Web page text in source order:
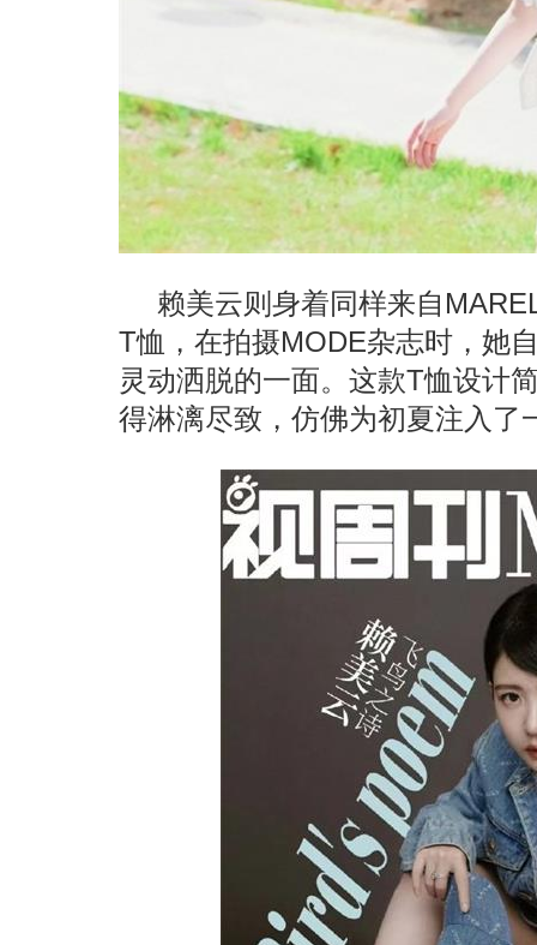
赖美云则身着同样来自
T恤，在拍摄MODE杂志时，她
灵动洒脱的一面。这款T恤设计
得淋漓尽致，仿佛为初夏注入了